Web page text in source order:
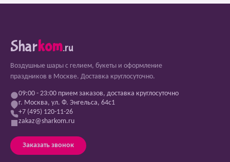
Sharkom.ru
Воздушные шары с гелием, букеты и оформление
праздников в Москве. Доставка круглосуточно.
09:00 - 23:00 прием заказов, доставка круглосуточно
г. Москва, ул. Ф. Энгельса, 64с1
+7 (495) 120-11-26
zakaz@sharkom.ru
Заказать звонок